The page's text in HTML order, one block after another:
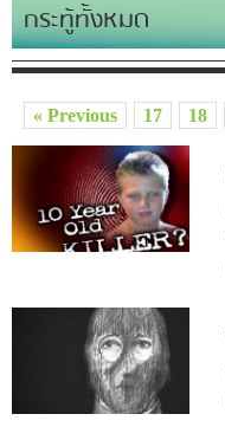
กระทู้ทั้งหมด
« Previous 17 18